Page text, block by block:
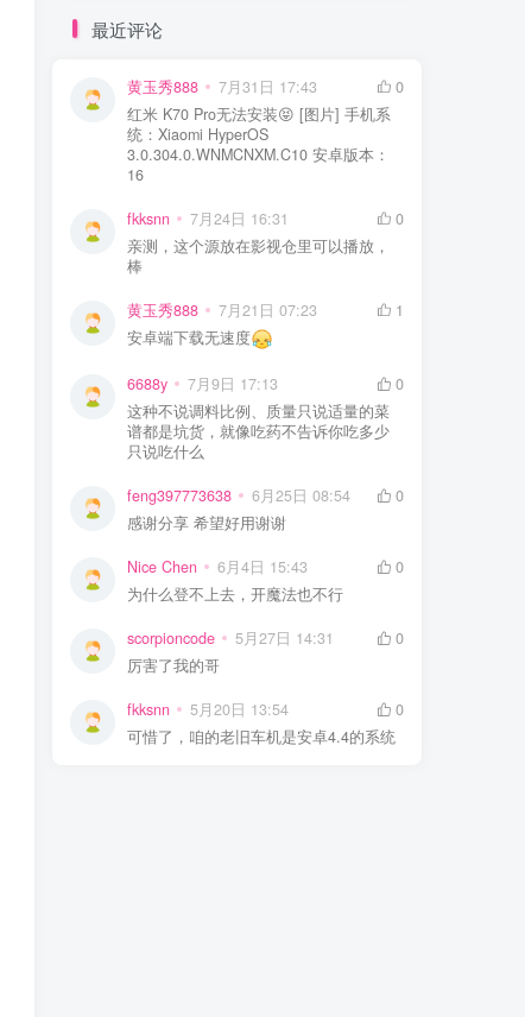
最近评论
黄玉秀888 7月31日 17:43
0
红米 K70 Pro无法安装😝 [图片] 手机系
统：Xiaomi HyperOS
3.0.304.0.WNMCNXM.C10 安卓版本：
16
fkksnn 7月24日 16:31
0
亲测，这个源放在影视仓里可以播放，
棒
黄玉秀888 7月21日 07:23
1
安卓端下载无速度
6688y 7月9日 17:13
0
这种不说调料比例、质量只说适量的菜
谱都是坑货，就像吃药不告诉你吃多少
只说吃什么
feng397773638 6月25日 08:54
0
感谢分享 希望好用谢谢
Nice Chen 6月4日 15:43
0
为什么登不上去，开魔法也不行
scorpioncode 5月27日 14:31
0
厉害了我的哥
fkksnn 5月20日 13:54
0
可惜了，咱的老旧车机是安卓4.4的系统